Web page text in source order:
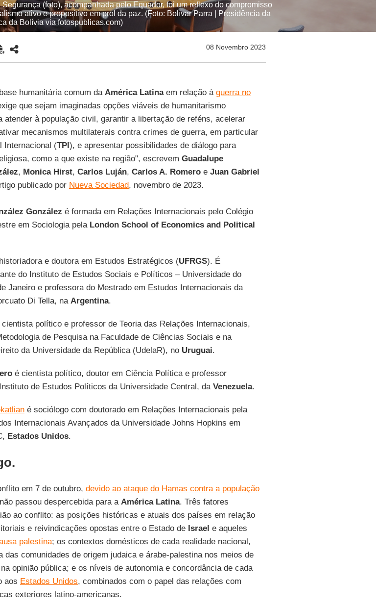
(foto), acompanhada pelo Equador, foi um reflexo do compromisso
ativo e propositivo em prol da paz. (Foto: Bolívar Parra | Presidência da
da Bolívia via fotospublicas.com)
08 Novembro 2023
humanitária comum da América Latinaem relação à guerra no
que sejam imaginadas opções viáveis de humanitarismo
atender à população civil, garantir a libertação de reféns, acelerar
mecanismos multilaterais contra crimes de guerra, em particular
Internacional (TPI), e apresentar possibilidades de diálogo para
como a que existe na região", escrevem Guadalupe
, Monica Hirst, Carlos Luján, Carlos A. Romeroe Juan Gabriel
publicado por Nueva Sociedad, novembro de 2023.
González é formada em Relações Internacionais pelo Colégio
em Sociologia pela London School of Economics and Political
e doutora em Estudos Estratégicos (UFRGS). É
do Instituto de Estudos Sociais e Políticos – Universidade do
Janeiro e professora do Mestrado em Estudos Internacionais da
Di Tella, na Argentina.
político e professor de Teoria das Relações Internacionais,
de Pesquisa na Faculdade de Ciências Sociais e na
da Universidade da República (UdelaR), no Uruguai.
é cientista político, doutor em Ciência Política e professor
de Estudos Políticos da Universidade Central, da Venezuela.
é sociólogo com doutorado em Relações Internacionais pela
Internacionais Avançados da Universidade Johns Hopkins em
Estados Unidos.
em 7 de outubro, devido ao ataque do Hamas contra a população
passou despercebida para a América Latina. Três fatores
ao conflito: as posições históricas e atuais dos países em relação
e reivindicações opostas entre o Estado de Israel e aqueles
palestina; os contextos domésticos de cada realidade nacional,
das comunidades de origem judaica e árabe-palestina nos meios de
opinião pública; e os níveis de autonomia e concordância de cada
aos Estados Unidos, combinados com o papel das relações com
exteriores latino-americanas.